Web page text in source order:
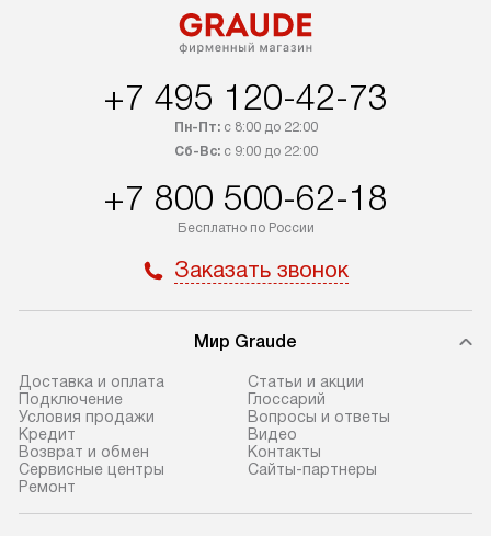
+7 495 120-42-73
Пн-Пт:с 8:00 до 22:00
Сб-Вс:с 9:00 до 22:00
+7 800 500-62-18
Бесплатно по России
Заказать звонок
Мир Graude
Доставка и оплата
Подключение
Условия продажи
Кредит
Возврат и обмен
Сервисные центры
Ремонт
Статьи и акции
Глоссарий
Вопросы и ответы
Видео
Контакты
Сайты-партнеры